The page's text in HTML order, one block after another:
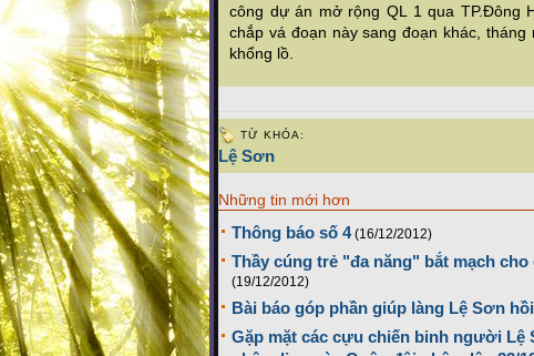
công dự án mở rộng QL 1 qua TP.Đông
chắp vá đoạn này sang đoạn khác,
khổng lồ.
TỪ KHÓA:
Lệ Sơn
Những tin mới hơn
Thông báo số 4 (16/12/2012)
Thầy cúng trẻ "đa năng" bắt mạch
(19/12/2012)
Bài báo góp phần giúp làng Lệ Sơn
Gặp mặt các cựu chiến binh người Lệ